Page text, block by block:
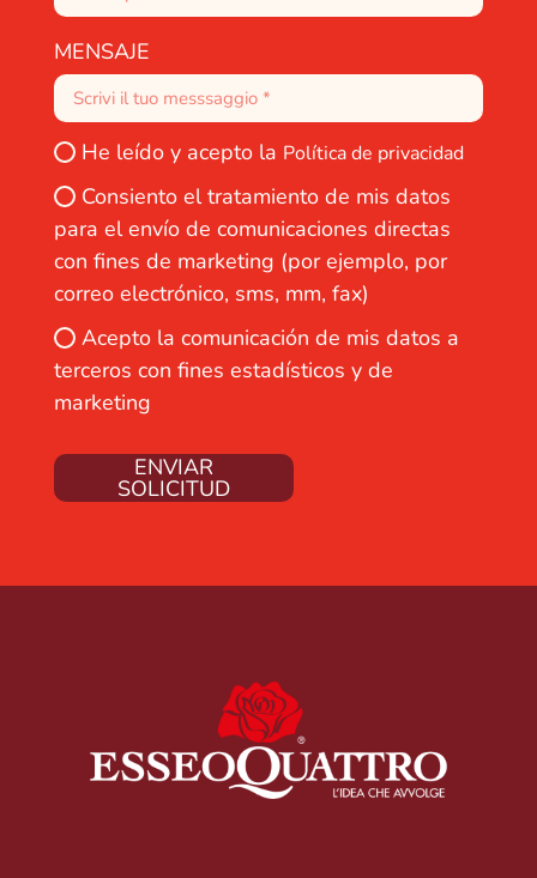
MENSAJE
He leído y acepto la Política de privacidad
Consiento el tratamiento de mis datos
para el envío de comunicaciones directas
con fines de marketing (por ejemplo, por
correo electrónico, sms, mm, fax)
Acepto la comunicación de mis datos a
terceros con fines estadísticos y de
marketing
ENVIAR
SOLICITUD